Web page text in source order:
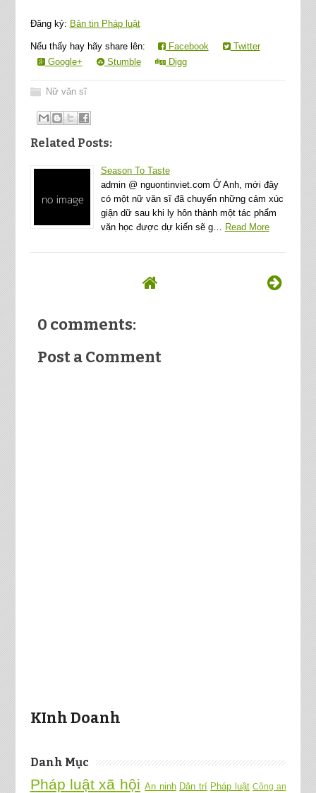
Đăng ký: Bản tin Pháp luật
Nếu thấy hay hãy share lên: Facebook
Twitter
Google+
Stumble Digg
Nữ văn sĩ
Related Posts:
Season To Taste
admin @ nguontinviet.com Ở Anh, mới đây
có một nữ văn sĩ đã chuyển những cảm xúc
giận dữ sau khi ly hôn thành một tác phẩm
văn học được dự kiến sẽ g…
Read More
0 comments:
Post a Comment
KInh Doanh
Danh Mục
Pháp luật xã hội An ninh Dân trí Pháp luật Công an